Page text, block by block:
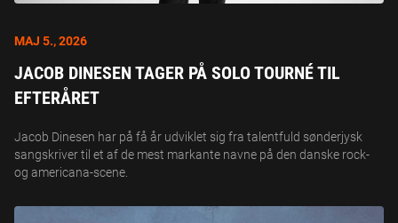
MAJ 5., 2026
JACOB DINESEN TAGER PÅ SOLO TOURNÉ TIL
EFTERÅRET
Jacob Dinesen har på få år udviklet sig fra talentfuld sønderjysk
sangskriver til et af de mest markante navne på den danske rock-
og americana-scene.